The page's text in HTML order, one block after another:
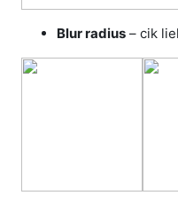
Blur radius – cik